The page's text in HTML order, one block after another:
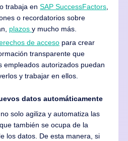
trabaja enSAP SuccessFactors,
o recordatorios sobre
plazosy mucho más.
de acceso para crear
transparente que
empleados autorizados puedan
y trabajar en ellos.
datos automáticamente
solo agiliza y automatiza las
también se ocupa de la
los datos. De esta manera, si